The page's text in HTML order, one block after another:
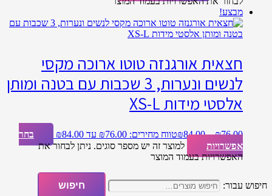
מבצע!
חצאית אורגנזה טוטו ארוכה מקסי
לנשים ונערות, 3 שכבות עם בטנה ומותן
אלסטי מידות XS-L
₪76.00
–
₪84.00 טווח מחירים: ⁦₪76.00⁩ עד ⁦₪84.00⁩
בחר
אפשרויות
למוצר זה יש מספר סוגים. ניתן לבחור את
האפשרויות בעמוד המוצר
חיפוש עבור: חיפוש